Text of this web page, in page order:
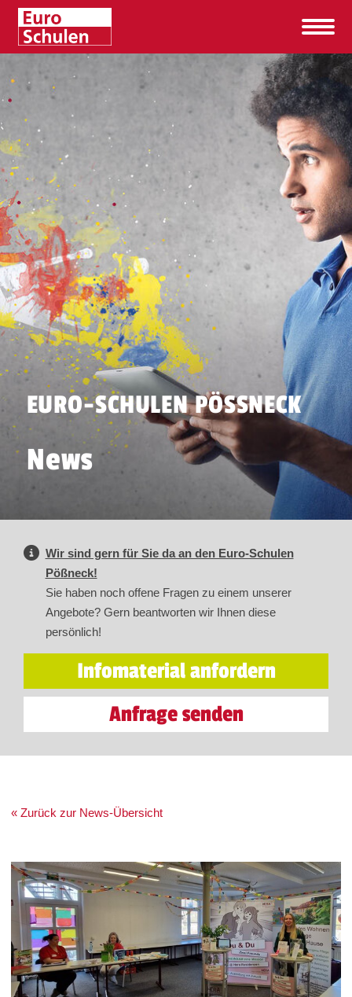
EURO-SCHULEN PÖSSNECK
News
Wir sind gern für Sie da an den Euro-Schulen
Pößneck!
Sie haben noch offene Fragen zu einem unserer
Angebote? Gern beantworten wir Ihnen diese
persönlich!
Infomaterial anfordern
Anfrage senden
« Zurück zur News-Übersicht